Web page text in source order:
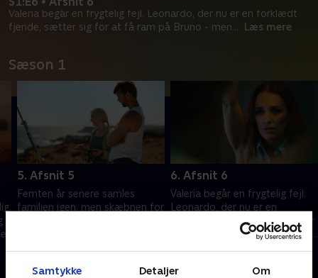
Samtykke Detaljer Om
Valeria begår en frygtelig fejl. Leonardo, der nu er en forklædt
fjende, sætter sig for at få ram på Bruno - men... Læs mere
Sæson 1
5. Afsnit 5
Femten år senere samles
familien igen, men skæbnen for
6. Afsnit 6
Valeria begår en frygtelig fejl.
Leonardo, der nu er en
forklædt fjende, sætter sig for
at få ram på Bruno - men kun
1. december 2025 • 45 min